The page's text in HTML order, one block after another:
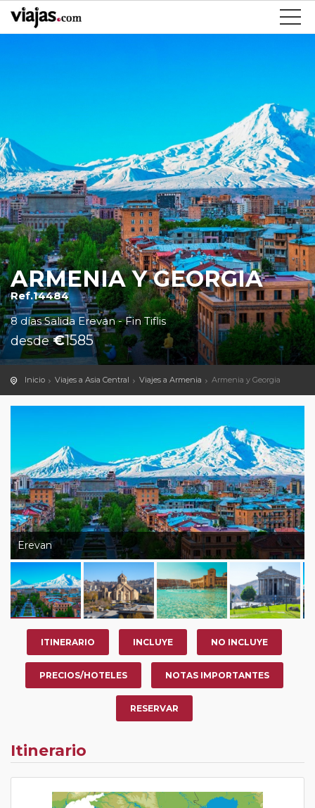
ARMENIA Y GEORGIA
Ref.14484
8 días Salida Erevan - Fin Tiflis
desde€1585
Inicio Viajes a Asia Central Viajes a Armenia Armenia y Georgia
Erevan
ITINERARIO INCLUYE NO INCLUYE
PRECIOS/HOTELES NOTAS IMPORTANTES
RESERVAR
Itinerario